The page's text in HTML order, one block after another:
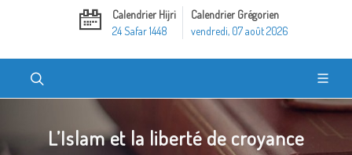
Calendrier Hijri
24 Safar 1448
Calendrier Grégorien
vendredi, 07 août 2026
L’Islam et la liberté de croyance